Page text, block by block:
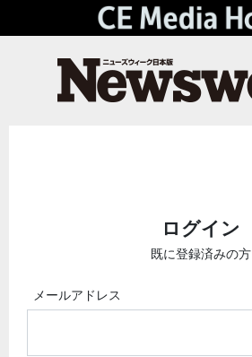
ログイン
既に登録済みの方
メールアドレス